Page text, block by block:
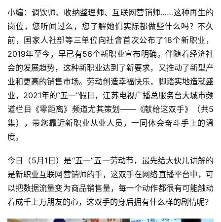
小编：调饮师、收纳整理师、互联网营销师……这种再生的
岗位，您听闻过么，您了解她们实际都做些什么吗？不久
前，国家人社部等三单位向社會首次公布了18个新职业，
2019年至今，早已有56个新职业宣布明确。伴随着经济社
会的发展趋势，这种新职业达到了新要求，又推动了新型产
业和更高的销售市场。劳动创造幸福快乐，脚踏实地造就盛
业，2021年的“五一”假日，江苏电视广播总服务台大城市频
道栏目《零距离》频道尤其策划——《献给这双手》（共5
集），带您靠近新职业从业人员，一同体会奋斗手上的溫
度。
今日（5月1日）是“五一”五一劳动节，最先给大伙儿讲解的
是新职业互联网营销师的手，这双手在网络直播平台中，可
以把数据流量变为商品销售量，每一个动作都很有可能触动
着成千上万朋友的心，这双手的身后拥有什么样的剧情呢？